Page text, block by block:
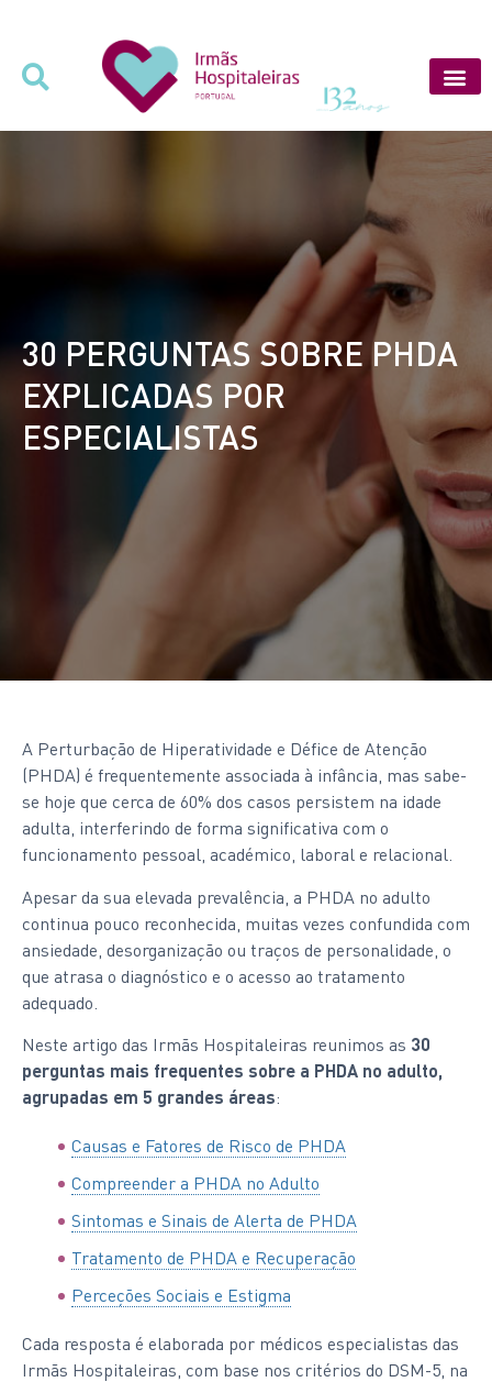
30 PERGUNTAS SOBRE PHDA
EXPLICADAS POR
ESPECIALISTAS
A Perturbação de Hiperatividade e Défice de Atenção
(PHDA) é frequentemente associada à infância, mas sabe-
se hoje que cerca de 60% dos casos persistem na idade
adulta, interferindo de forma significativa com o
funcionamento pessoal, académico, laboral e relacional.
Apesar da sua elevada prevalência, a PHDA no adulto
continua pouco reconhecida, muitas vezes confundida com
ansiedade, desorganização ou traços de personalidade, o
que atrasa o diagnóstico e o acesso ao tratamento
adequado.
Neste artigo das Irmãs Hospitaleiras reunimos as 30
perguntas mais frequentes sobre a PHDA no adulto,
agrupadas em 5 grandes áreas:
Causas e Fatores de Risco de PHDA
Compreender a PHDA no Adulto
Sintomas e Sinais de Alerta de PHDA
Tratamento de PHDA e Recuperação
Perceções Sociais e Estigma
Cada resposta é elaborada por médicos especialistas das
Irmãs Hospitaleiras, com base nos critérios do DSM-5, na